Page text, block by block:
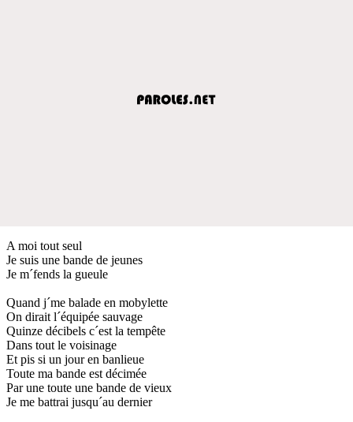
A moi tout seul
Je suis une bande de jeunes
Je m´fends la gueule
Quand j´me balade en mobylette
On dirait l´équipée sauvage
Quinze décibels c´est la tempête
Dans tout le voisinage
Et pis si un jour en banlieue
Toute ma bande est décimée
Par une toute une bande de vieux
Je me battrai jusqu´au dernier